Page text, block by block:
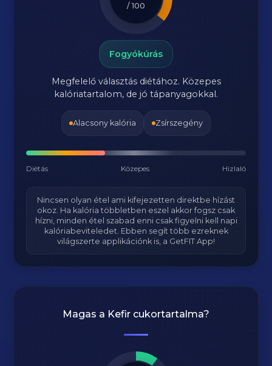
/ 100
Fogyókúrás
Megfelelő választás diétához. Közepes
kalóriatartalom, de jó tápanyagokkal.
Alacsony kalória Zsírszegény
Diétás Közepes Hizlaló
Nincsen olyan étel ami kifejezetten direktbe hízást
okoz. Ha kalória többletben eszel akkor fogsz csak
hízni, minden étel szabad enni csak figyelni kell napi
kalóriabeviteledet. Ebben segít több ezreknek
világszerte applikációnk is, a GetFIT App!
Magas a Kefir cukortartalma?